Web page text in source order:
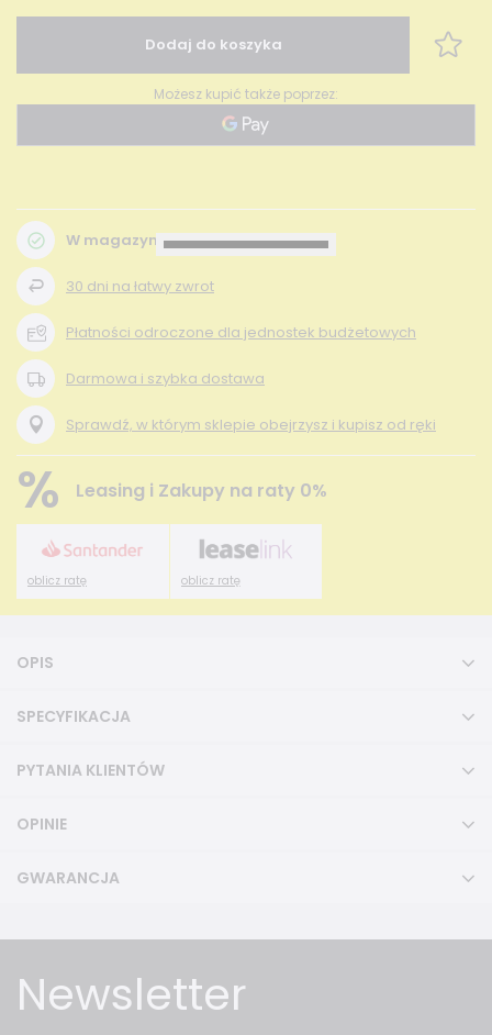
Dodaj do koszyka
Możesz kupić także poprzez:
W magazynie
30 dni na łatwy zwrot
Płatności odroczone dla jednostek budżetowych
Darmowa i szybka dostawa
Sprawdź, w którym sklepie obejrzysz i kupisz od ręki
% Leasing i Zakupy na raty 0%
oblicz ratę oblicz ratę
OPIS
SPECYFIKACJA
PYTANIA KLIENTÓW
OPINIE
GWARANCJA
Newsletter